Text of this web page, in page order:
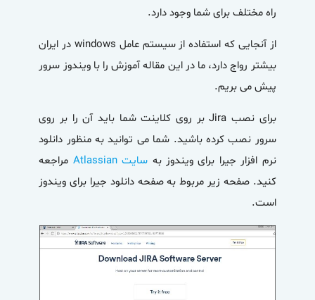
راه مختلف برای شما وجود دارد.
از آنجایی که استفاده از سیستم عامل windows در ایران
بیشتر رواج دارد، ما در این مقاله آموزش را با ویندوز سرور
پیش می بریم.
برای نصب Jira بر روی کلاینت شما باید آن را بر روی
سرور نصب کرده باشید. شما می توانید به منظور دانلود
نرم افزار جیرا برای ویندوز به سایت Atlassian
مراجعه
کنید. صفحه زیر مربوط به صفحه دانلود جیرا برای ویندوز
است.